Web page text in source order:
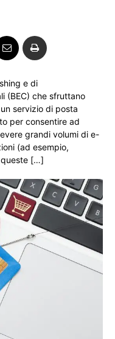
e di
(BEC) che sfruttano
servizio di posta
per consentire ad
grandi volumi di e-
(ad esempio,
queste […]